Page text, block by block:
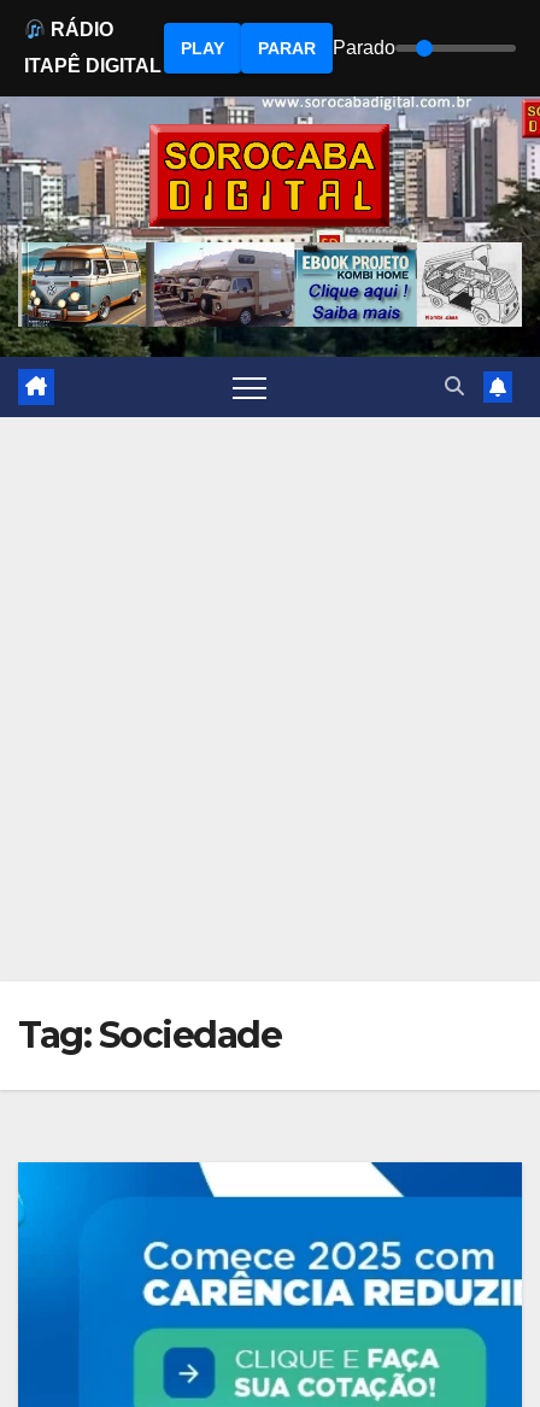
to
content
Tag:Sociedade
RÁDIO
ITAPÊ DIGITAL
PLAY PARAR Parado